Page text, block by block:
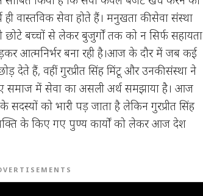
वास्तविक सेवा होते हैं। मनुखता की सेवा संस्था
बच्चों से लेकर बुजुर्गों तक को न सिर्फ सहायता
आत्मनिर्भर बना रही है।आज के दौर में जब कई
देते हैं, वहीं गुरप्रीत सिंह मिंटू और उनकी संस्था ने
समाज में सेवा का असली अर्थ समझाया है। आज
सदस्यों को भारी पड़ जाता है लेकिन गुरप्रीत सिंह
व्यक्ति के किए गए पुण्य कार्यों को लेकर आज देश